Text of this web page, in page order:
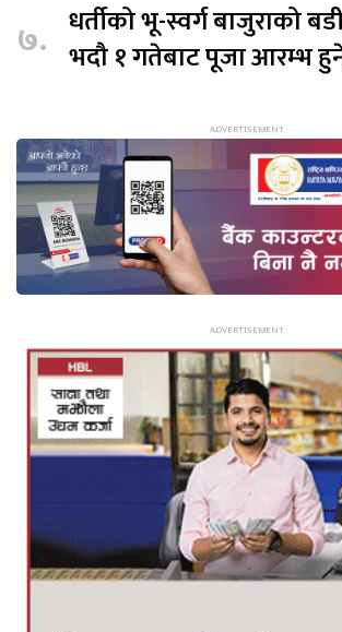
७. धर्तीको भू-स्वर्ग बाजुराको
भदौ १ गतेबाट पूजा आरम्भ